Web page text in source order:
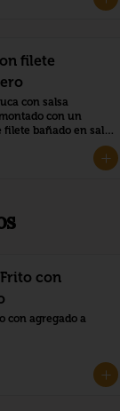
filete
con salsa
con un
filete bañado en salsa
con
con agregado a